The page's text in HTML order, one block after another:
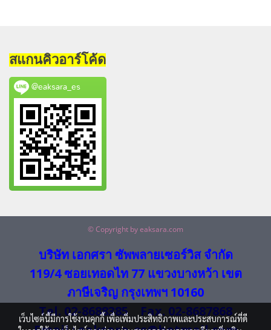
สแกนคิวอาร์โค้ด
@eaksara_es
© Copyright by eaksara.com
บริษัท เอกศรา ซัพพลายเซอร์วิส จำกัด
119/4 ซอยเทอดไท 77 แขวงบางหว้า เขต
ภาษีเจริญ กรุงเทพฯ 10160
Tel. 02-8688385 Fax. 02-8687868
เว็บไซต์นี้มีการใช้งานคุกกี้ เพื่อเพิ่มประสิทธิภาพและประสบการณ์ที่ดี